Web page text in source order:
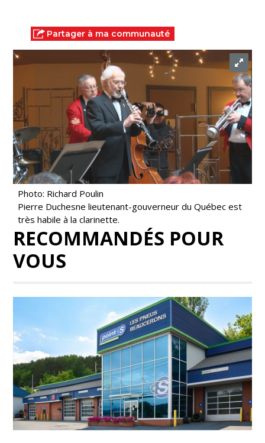
Partager à ma communauté
Photo: Richard Poulin
Pierre Duchesne lieutenant-gouverneur du Québec est
très habile à la clarinette.
RECOMMANDÉS POUR
VOUS